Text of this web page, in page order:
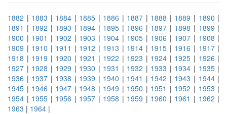
1882 | 1883 | 1884 | 1885 | 1886 | 1887 | 1888 | 1889 | 1890 |
1891 | 1892 | 1893 | 1894 | 1895 | 1896 | 1897 | 1898 | 1899 |
1900 | 1901 | 1902 | 1903 | 1904 | 1905 | 1906 | 1907 | 1908 |
1909 | 1910 | 1911 | 1912 | 1913 | 1914 | 1915 | 1916 | 1917|
1918 | 1919 | 1920 | 1921 | 1922 | 1923 | 1924 | 1925 | 1926 |
1927 | 1928 | 1929 | 1930 | 1931 | 1932 | 1933 | 1934 | 1935|
1936 | 1937 | 1938 | 1939 | 1940 | 1941 | 1942 | 1943 | 1944|
1945 | 1946 | 1947 | 1948 | 1949 | 1950 | 1951 | 1952 | 1953 |
1954 | 1955 | 1956 | 1957 | 1958 | 1959 | 1960 | 1961 | 1962 |
1963 | 1964 |